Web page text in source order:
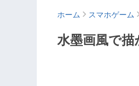
ホーム スマホゲーム
水墨画風で